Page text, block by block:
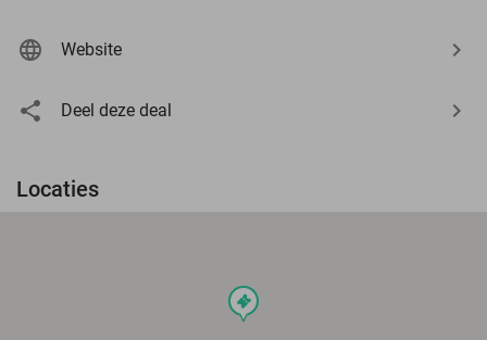
Website
Deel deze deal
Locaties
events